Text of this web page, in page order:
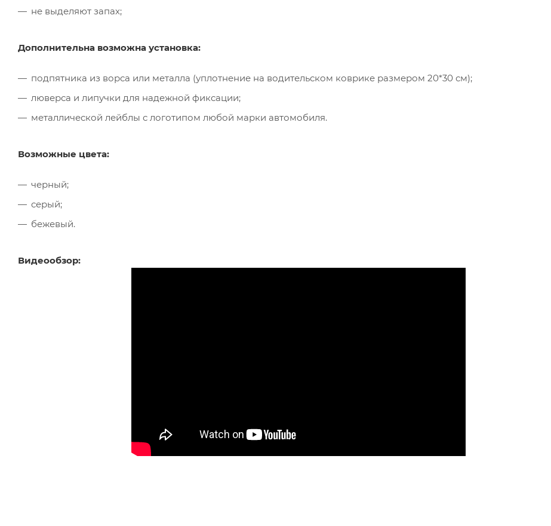
не выделяют запах;
Дополнительна возможна установка:
подпятника из ворса или металла (уплотнение на водительском коврике размером 20*30 см);
люверса и липучки для надежной фиксации;
металлической лейблы с логотипом любой марки автомобиля.
Возможные цвета:
черный;
серый;
бежевый.
Видеообзор: